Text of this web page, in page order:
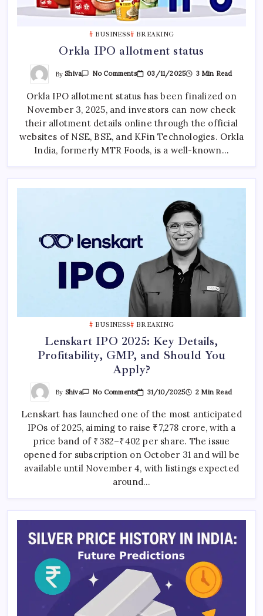
BUSINESS BREAKING
Orkla IPO allotment status
ByShiva No CommentsOn
Allotment
03/11/2025 3 Min Read
Orkla IPO allotment status has been finalized on
November 3, 2025, and investors can now check
their allotment details online through the official
websites of NSE, BSE, and KFin Technologies. Orkla
India, formerly MTR Foods, is a well-known…
BUSINESS BREAKING
Lenskart IPO 2025: Key Details,
Profitability, GMP, and Should You
Apply?
By Shiva No CommentsOn
Lenskart
2025:
Details,
Profitability,
GMP,
And
Should
You
Apply?
31/10/2025 2 Min Read
Lenskart has launched one of the most anticipated
IPOs of 2025, aiming to raise ₹7,278 crore, with a
price band of ₹382–₹402 per share. The issue
opened for subscription on October 31 and will be
available until November 4, with listings expected
around…